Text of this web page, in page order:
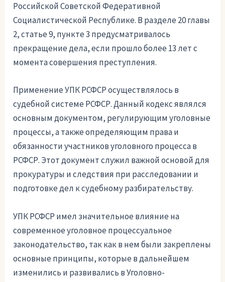
Российской Советской Федеративной
Социалистической Республике. В разделе 20 главы
2, статье 9, пункте 3 предусматривалось
прекращение дела, если прошло более 13 лет с
момента совершения преступления.
Применение УПК РСФСР осуществлялось в
судебной системе РСФСР. Данный кодекс являлся
основным документом, регулирующим уголовные
процессы, а также определяющим права и
обязанности участников уголовного процесса в
РСФСР. Этот документ служил важной основой для
прокуратуры и следствия при расследовании и
подготовке дел к судебному разбирательству.
УПК РСФСР имел значительное влияние на
современное уголовное процессуальное
законодательство, так как в нем были закреплены
основные принципы, которые в дальнейшем
изменились и развивались в Уголовно-